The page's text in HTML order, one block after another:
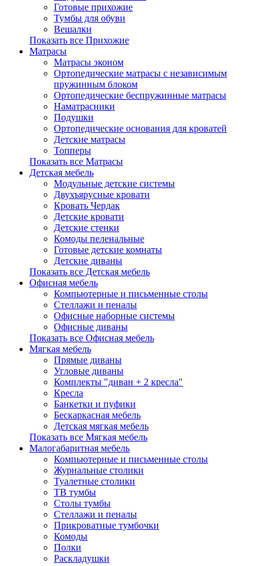
Готовые прихожие
Тумбы для обуви
Вешалки
Показать все Прихожие
Матрасы
Матрасы эконом
Ортопедические матрасы с независимым
пружинным блоком
Ортопедические беспружинные матрасы
Наматрасники
Подушки
Ортопедические основания для кроватей
Детские матрасы
Топперы
Показать все Матрасы
Детская мебель
Модульные детские системы
Двухъярусные кровати
Кровать Чердак
Детские кровати
Детские стенки
Комоды пеленальные
Готовые детские комнаты
Детские диваны
Показать все Детская мебель
Офисная мебель
Компьютерные и письменные столы
Стеллажи и пеналы
Офисные наборные системы
Офисные диваны
Показать все Офисная мебель
Мягкая мебель
Прямые диваны
Угловые диваны
Комплекты "диван + 2 кресла"
Кресла
Банкетки и пуфики
Бескаркасная мебель
Детская мягкая мебель
Показать все Мягкая мебель
Малогабаритная мебель
Компьютерные и письменные столы
Журнальные столики
Туалетные столики
ТВ тумбы
Столы тумбы
Стеллажи и пеналы
Прикроватные тумбочки
Комоды
Полки
Раскладушки